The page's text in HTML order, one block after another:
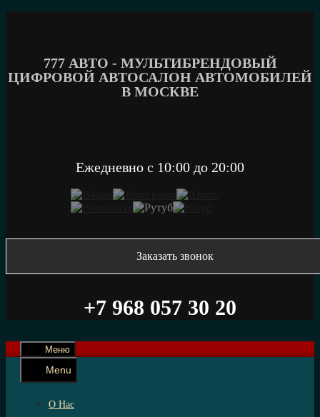
777 АВТО - МУЛЬТИБРЕНДОВЫЙ
ЦИФРОВОЙ АВТОСАЛОН АВТОМОБИЛЕЙ
В МОСКВЕ
Ежедневно c 10:00 до 20:00
Заказать звонок
+7 968 057 30 20
Меню
Menu
О Нас